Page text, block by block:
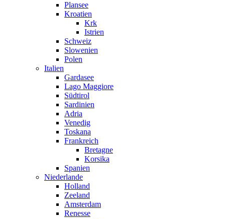
Plansee
Kroatien
Krk
Istrien
Schweiz
Slowenien
Polen
Italien
Gardasee
Lago Maggiore
Südtirol
Sardinien
Adria
Venedig
Toskana
Frankreich
Bretagne
Korsika
Spanien
Niederlande
Holland
Zeeland
Amsterdam
Renesse